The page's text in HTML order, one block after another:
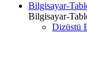
Bilgisayar-
Bilgisayar-
Dizüstü